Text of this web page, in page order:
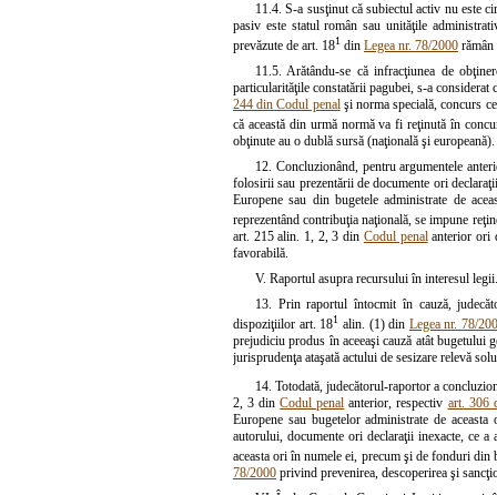
11.4. S-a susţinut că subiectul activ nu este
pasiv este statul român sau unităţile
prevăzute de art. 181 din Legea nr. 78/2000
11.5. Arătându-se că infracţiunea de
particularităţile constatării pagubei, s-a
244 din Codul penalşi norma specială, concurs
că această din urmă normă va fi reţinută în
obţinute au o dublă sursă (naţională şi europeană).
12. Concluzionând, pentru argumentele
folosirii sau prezentării de documente ori
Europene sau din bugetele administrate de
reprezentând contribuţia naţională, se impune
art. 215 alin. 1, 2, 3 din Codul penalanterior ori
favorabilă.
V. Raportul asupra recursului în interesul legii.
13. Prin raportul întocmit în cauză,
dispoziţiilor art. 181 alin. (1) din Legea nr. 78/
prejudiciu produs în aceeaşi cauză atât bugetului
jurisprudenţa ataşată actului de sesizare relevă
14. Totodată, judecătorul-raportor a
2, 3 dinCodul penal anterior, respectiv art. 306
Europene sau bugetelor administrate de
autorului, documente ori declaraţii inexacte, ce
aceasta ori în numele ei, precum şi de fonduri
78/2000 privind prevenirea, descoperirea şi